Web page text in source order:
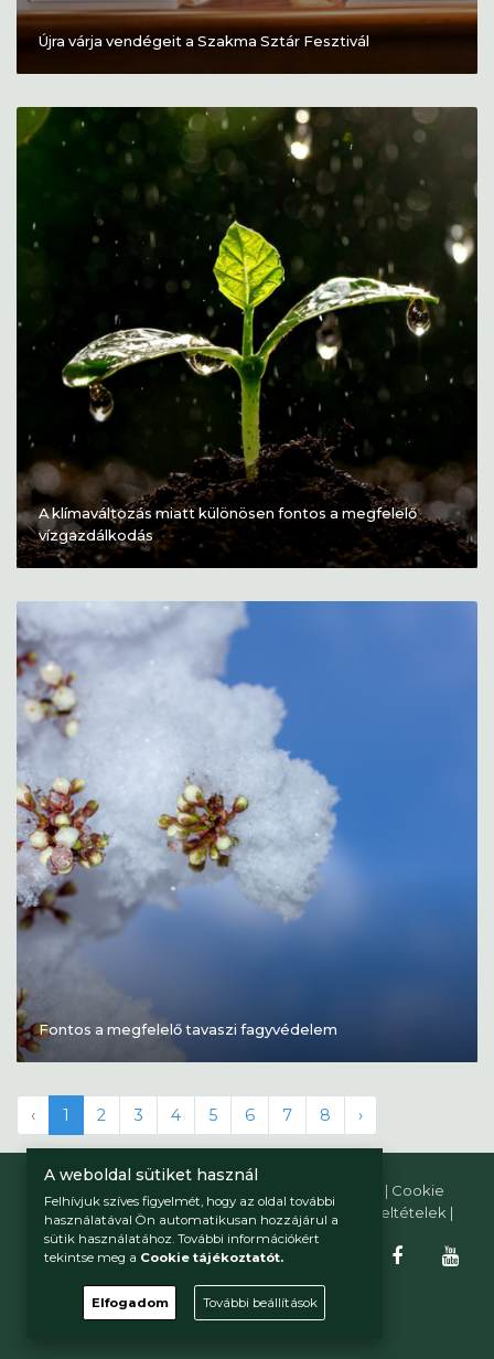
Újra várja vendégeit a Szakma Sztár Fesztivál
A klímaváltozás miatt különösen fontos a megfelelő
vízgazdálkodás
Fontos a megfelelő tavaszi fagyvédelem
‹ 1 2 3 4 5 6 7 8 ›
gyorffybalazs.hu © 2026 Minden jog fenntartva. | Cookie
tájékoztató
| Cookie beállítások Felhasználási feltételek |
Adatkezelési tájékoztató
A weboldal sütiket használ
Felhívjuk szíves figyelmét, hogy az oldal további
használatával Ön automatikusan hozzájárul a
sütik használatához. További információkért
tekintse meg a Cookie tájékoztatót.
Elfogadom További beállítások